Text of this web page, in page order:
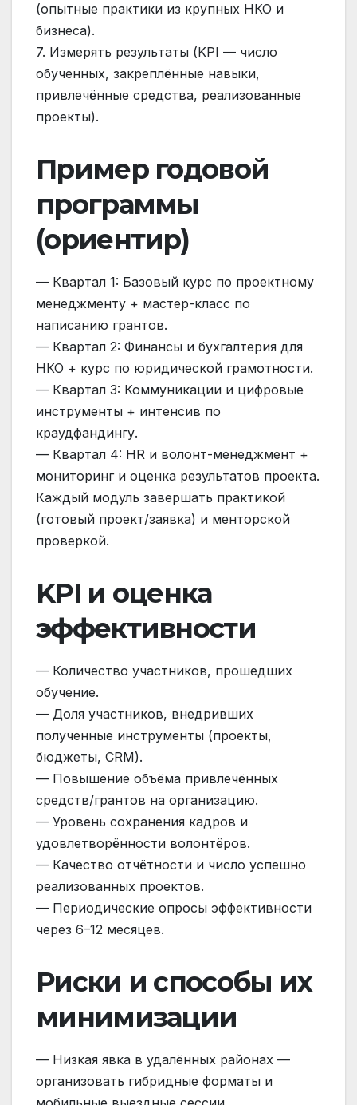
(опытные практики из крупных НКО и
бизнеса).
7. Измерять результаты (KPI — число
обученных, закреплённые навыки,
привлечённые средства, реализованные
проекты).
Пример годовой
программы
(ориентир)
— Квартал 1: Базовый курс по проектному
менеджменту + мастер-класс по
написанию грантов.
— Квартал 2: Финансы и бухгалтерия для
НКО + курс по юридической грамотности.
— Квартал 3: Коммуникации и цифровые
инструменты + интенсив по
краудфандингу.
— Квартал 4: HR и волонт-менеджмент +
мониторинг и оценка результатов проекта.
Каждый модуль завершать практикой
(готовый проект/заявка) и менторской
проверкой.
KPI и оценка
эффективности
— Количество участников, прошедших
обучение.
— Доля участников, внедривших
полученные инструменты (проекты,
бюджеты, CRM).
— Повышение объёма привлечённых
средств/грантов на организацию.
— Уровень сохранения кадров и
удовлетворённости волонтёров.
— Качество отчётности и число успешно
реализованных проектов.
— Периодические опросы эффективности
через 6–12 месяцев.
Риски и способы их
минимизации
— Низкая явка в удалённых районах —
организовать гибридные форматы и